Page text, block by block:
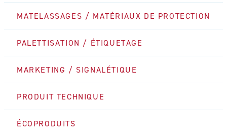
MATELASSAGES / MATÉRIAUX DE PROTECTION
PALETTISATION / ÉTIQUETAGE
MARKETING / SIGNALÉTIQUE
PRODUIT TECHNIQUE
ÉCOPRODUITS